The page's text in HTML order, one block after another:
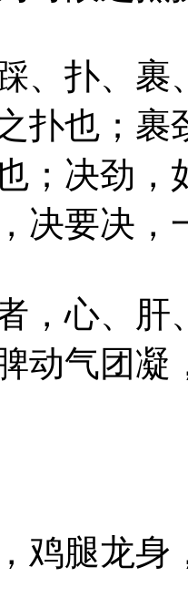
扑、裹
扑也；裹
；决劲
决要决，
心、肝
动气团
腿龙身